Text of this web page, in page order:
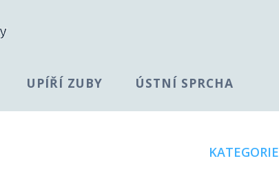
UPÍŘÍ ZUBY ÚSTNÍ SPRCHA
KATEGORIE